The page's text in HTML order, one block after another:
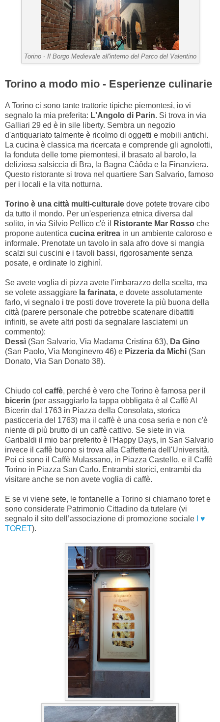
Torino - Il Borgo Medievale all'interno del Parco del Valentino
Torino a modo mio - Esperienze culinarie
A Torino ci sono tante trattorie tipiche piemontesi, io vi
segnalo la mia preferita: L'Angolo di Parin. Si trova in via
Galliari 29 ed è in sile liberty. Sembra un negozio
d'antiquariato talmente è ricolmo di oggetti e mobili antichi.
La cucina è classica ma ricercata e comprende gli agnolotti,
la fonduta delle tome piemontesi, il brasato al barolo, la
deliziosa salsiccia di Bra, la Bagna Càôda e la Finanziera.
Questo ristorante si trova nel quartiere San Salvario, famoso
per i locali e la vita notturna.
Torino è una città multi-culturale dove potete trovare cibo
da tutto il mondo. Per un'esperienza etnica diversa dal
solito, in via Silvio Pellico c'è il
Ristorante Mar Rosso che
propone autentica cucina eritrea in un ambiente caloroso e
informale. Prenotate un tavolo in sala afro dove si mangia
scalzi sui cuscini e i tavoli bassi, rigorosamente senza
posate, e ordinate lo zighinì.
Se avete voglia di pizza avete l'imbarazzo della scelta, ma
se volete assaggiare la farinata, e dovete assolutamente
farlo, vi segnalo i tre posti dove troverete la più buona della
città (parere personale che potrebbe scatenare dibattiti
infiniti, se avete altri posti da segnalare lasciatemi un
commento):
Dessì (San Salvario, Via Madama Cristina 63), Da Gino
(San Paolo, Via Monginevro 46) e Pizzeria da Michi (San
Donato, Via San Donato 38).
Chiudo col caffè, perché è vero che Torino è famosa per il
bicerin (per assaggiarlo la tappa obbligata è al Caffè Al
Bicerin dal 1763 in Piazza della Consolata, storica
pasticceria del 1763) ma il caffè è una cosa seria e non c'è
niente di più brutto di un caffè cattivo. Se siete in via
Garibaldi il mio bar preferito è l'Happy Days, in San Salvario
invece il caffè buono si trova alla Caffetteria dell'Università.
Poi ci sono il Caffè Mulassano, in Piazza Castello, e il Caffè
Torino in Piazza San Carlo. Entrambi storici, entrambi da
visitare anche se non avete voglia di caffè.
E se vi viene sete, le fontanelle a Torino si chiamano toret e
sono considerate Patrimonio Cittadino da tutelare (vi
segnalo il sito dell’associazione di promozione sociale
I ♥
TORET).